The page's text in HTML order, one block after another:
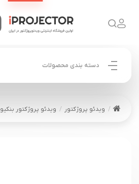
دسته بندی محصولات
ویدئو پروژکتور ویدئو پروژکتور بنکیو